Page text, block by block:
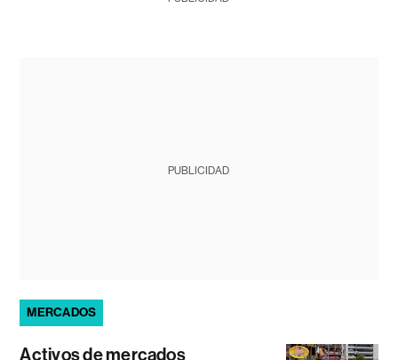
PUBLICIDAD
MERCADOS
Activos de mercados